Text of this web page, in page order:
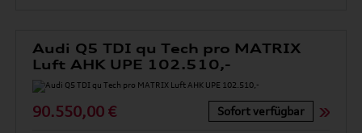
Audi Q5 TDI qu Tech pro MATRIX
Luft AHK UPE 102.510,-
90.550,00 € Sofort verfügbar